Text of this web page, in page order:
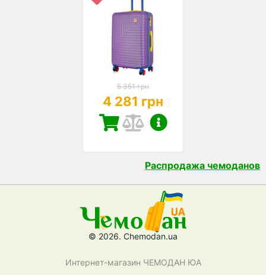
5 351 грн
4 281 грн
Распродажа чемоданов
© 2026. Chemodan.ua
Интернет-магазин ЧЕМОДАН ЮА